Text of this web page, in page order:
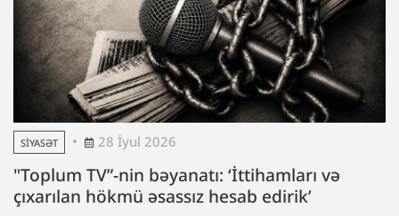
SIYASƏT 28 İyul 2026
"Toplum TV”-nin bəyanatı: ‘İttihamları və
çıxarılan hökmü əsassız hesab edirik’